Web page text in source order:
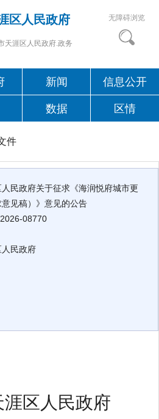
区人民政府
天涯区人民政府.政务
无障碍浏览
新闻 信息公开
数据 区情
件
民政府关于征求《海润悦府城市更
见稿）》意见的公告
08770
民政府
涯区人民政府